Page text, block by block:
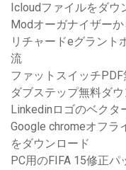
Icloudファイルをダウ
Modオーガナイザー
リチャードeグラント
流
ファットスイッチ
ダブステップ無料ダ
Linkedinロゴのベクタ
Google chromeオフラ
をダウンロード
PC用のFIFA 15修正